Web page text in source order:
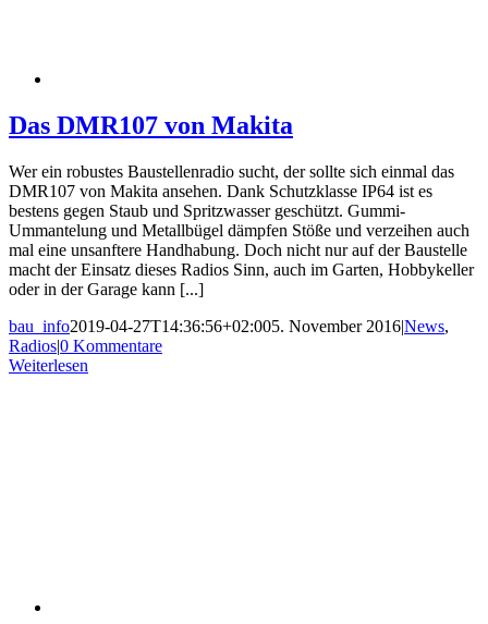
Das DMR107 von Makita
Wer ein robustes Baustellenradio sucht, der sollte sich einmal das
DMR107 von Makita ansehen. Dank Schutzklasse IP64 ist es
bestens gegen Staub und Spritzwasser geschützt. Gummi-
Ummantelung und Metallbügel dämpfen Stöße und verzeihen auch
mal eine unsanftere Handhabung. Doch nicht nur auf der Baustelle
macht der Einsatz dieses Radios Sinn, auch im Garten, Hobbykeller
oder in der Garage kann [...]
bau_info2019-04-27T14:36:56+02:005. November 2016|News,
Radios|0 Kommentare
Weiterlesen